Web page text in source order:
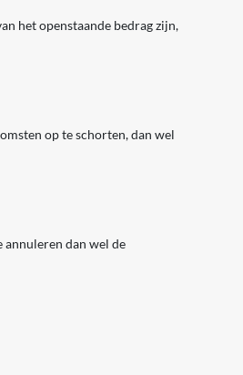
het openstaande bedrag zijn,
op te schorten, dan wel
annuleren dan wel de